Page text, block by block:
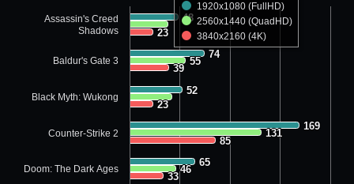
48
48
74
74
52
52
169
169
65
65
55
55
131
131
46
46
23
23
39
39
23
23
85
85
33
33
1920x1080 (FullHD)
2560x1440 (QuadHD)
3840x2160 (4K)
Assassin's Creed
Shadows
Baldur's Gate 3
Black Myth: Wukong
Counter-Strike 2
Doom: The Dark Ages